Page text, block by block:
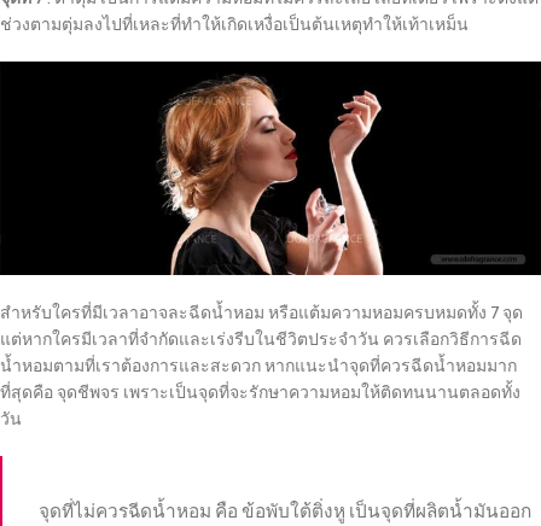
ช่วงตามตุ่มลงไปที่เหละที่ทำให้เกิดเหงื่อเป็นต้นเหตุทำให้เท้าเหม็น
สำหรับใครที่มีเวลาอาจละฉีดน้ำหอม หรือแต้มความหอมครบหมดทั้ง 7 จุด
แต่หากใครมีเวลาที่จำกัดและเร่งรีบในชีวิตประจำวัน ควรเลือกวิธีการฉีด
น้ำหอมตามที่เราต้องการและสะดวก หากแนะนำจุดที่ควรฉีดน้ำหอมมาก
ที่สุดคือ จุดชีพจร เพราะเป็นจุดที่จะรักษาความหอมให้ติดทนนานตลอดทั้ง
วัน
จุดที่ไม่ควรฉีดน้ำหอม คือ ข้อพับใต้ติ่งหู เป็นจุดที่ผลิตน้ำมันออก